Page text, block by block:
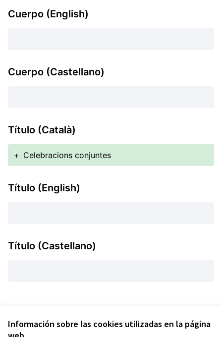
Información sobre las cookies utilizadas en la página
Cuerpo (English)
Cuerpo (Castellano)
Título (Català)
+ Celebracions conjuntes
Título (English)
Título (Castellano)